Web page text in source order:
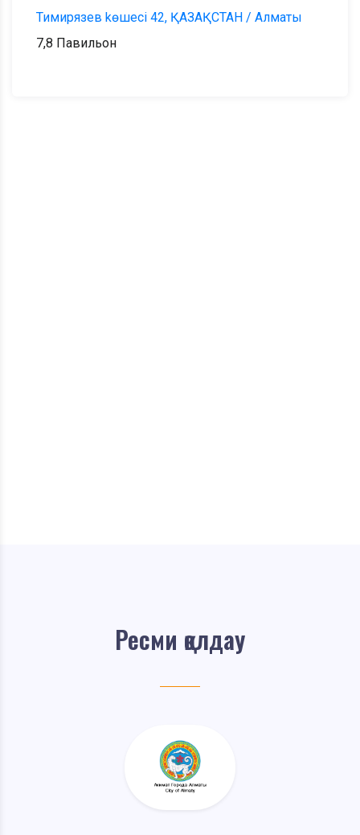
Тимирязев kөшесі 42, ҚАЗАҚСТАН / Алматы
7,8 Павильон
Ресми қолдау